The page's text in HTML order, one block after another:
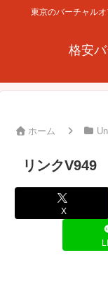
東京のバーチャル
格安
ホーム
リンクV949
X